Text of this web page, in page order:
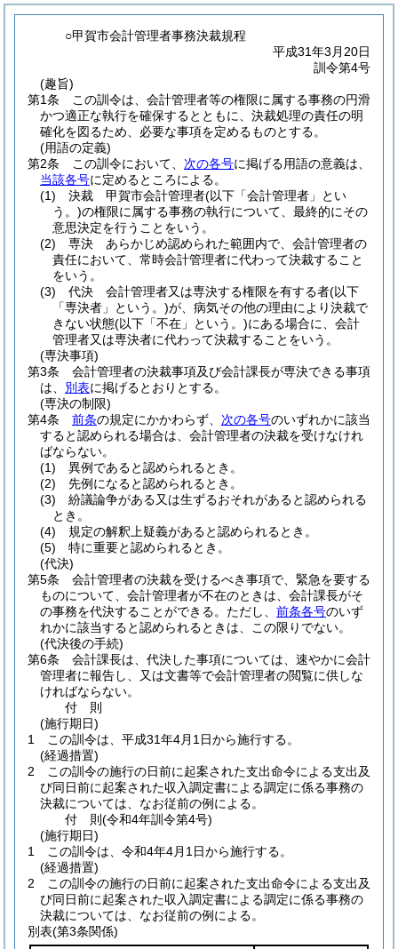
○甲賀市会計管理者事務決裁規程
平成31年3月20日
訓令第4号
(趣旨)
第1条
この訓令は、会計管理者等の権限に属する事務の円滑
かつ適正な執行を確保するとともに、決裁処理の責任の明
確化を図るため、必要な事項を定めるものとする。
(用語の定義)
第2条
この訓令において、 次の各号に掲げる用語の意義は、
当該各号に定めるところによる。
(1)
決裁 甲賀市会計管理者(以下「会計管理者」とい
う。)の権限に属する事務の執行について、最終的にその
意思決定を行うことをいう。
(2)
専決 あらかじめ認められた範囲内で、会計管理者の
責任において、常時会計管理者に代わって決裁すること
をいう。
(3)
代決 会計管理者又は専決する権限を有する者(以下
「専決者」という。)が、病気その他の理由により決裁で
きない状態(以下「不在」という。)にある場合に、会計
管理者又は専決者に代わって決裁することをいう。
(専決事項)
第3条
会計管理者の決裁事項及び会計課長が専決できる事項
は、 別表に掲げるとおりとする。
(専決の制限)
第4条
前条の規定にかかわらず、 次の各号のいずれかに該当
すると認められる場合は、会計管理者の決裁を受けなけれ
ばならない。
(1)
異例であると認められるとき。
(2)
先例になると認められるとき。
(3)
紛議論争がある又は生ずるおそれがあると認められる
とき。
(4)
規定の解釈上疑義があると認められるとき。
(5)
特に重要と認められるとき。
(代決)
第5条
会計管理者の決裁を受けるべき事項で、緊急を要する
ものについて、会計管理者が不在のときは、会計課長がそ
の事務を代決することができる。 ただし、 前条各号のいず
れかに該当すると認められるときは、この限りでない。
(代決後の手続)
第6条
会計課長は、代決した事項については、速やかに会計
管理者に報告し、又は文書等で会計管理者の閲覧に供しな
ければならない。
付 則
(施行期日)
1
この訓令は、平成31年4月1日から施行する。
(経過措置)
2
この訓令の施行の日前に起案された支出命令による支出及
び同日前に起案された収入調定書による調定に係る事務の
決裁については、なお従前の例による。
付 則(令和4年訓令第4号)
(施行期日)
1
この訓令は、令和4年4月1日から施行する。
(経過措置)
2
この訓令の施行の日前に起案された支出命令による支出及
び同日前に起案された収入調定書による調定に係る事務の
決裁については、なお従前の例による。
別表(第3条関係)